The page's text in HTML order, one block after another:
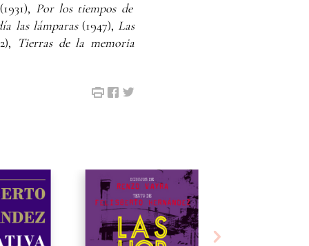
Por los tiempos de
las lámparas(1947), Las
Tierras de la memoria